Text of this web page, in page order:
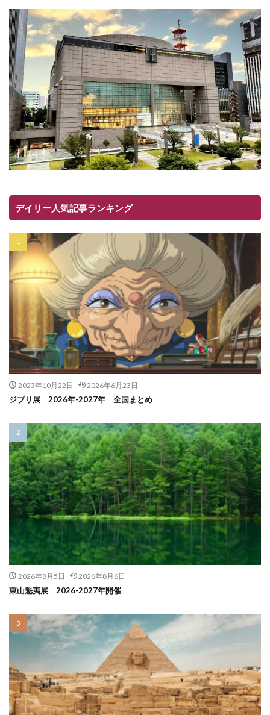
デイリー人気記事ランキング
2023年10月22日 2026年6月23日
ジブリ展 2026年-2027年 全国まとめ
2026年8月5日 2026年8月6日
東山魁夷展 2026-2027年開催